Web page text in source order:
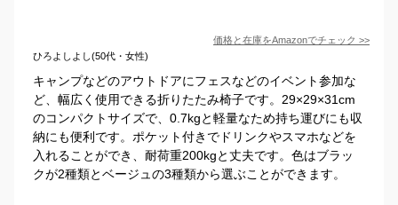
価格と在庫をAmazonでチェック >>
ひろよしよし(50代・女性)
キャンプなどのアウトドアにフェスなどのイベント参加な
ど、幅広く使用できる折りたたみ椅子です。29×29×31cm
のコンパクトサイズで、0.7kgと軽量なため持ち運びにも収
納にも便利です。ポケット付きでドリンクやスマホなどを
入れることができ、耐荷重200kgと丈夫です。色はブラッ
クが2種類とベージュの3種類から選ぶことができます。